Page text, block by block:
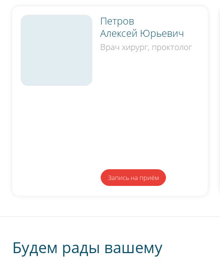
Петров
Алексей Юрьевич
Врач хирург, проктолог
Записьна приём
Будем рады вашему